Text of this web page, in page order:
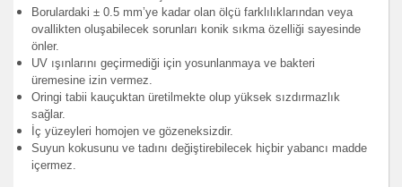
Borulardaki ± 0.5 mm’ye kadar olan ölçü farklılıklarından veya
ovallikten oluşabilecek sorunları konik sıkma özelliği sayesinde
önler.
UV ışınlarını geçirmediği için yosunlanmaya ve bakteri
üremesine izin vermez.
Oringi tabii kauçuktan üretilmekte olup yüksek sızdırmazlık
sağlar.
İç yüzeyleri homojen ve gözeneksizdir.
Suyun kokusunu ve tadını değiştirebilecek hiçbir yabancı madde
içermez.